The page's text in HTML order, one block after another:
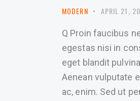
MODERN APRIL 21,
Q Proin faucibus
egestas nisi in
eget blandit
Aenean vulputate
ac, enim. Sed ut